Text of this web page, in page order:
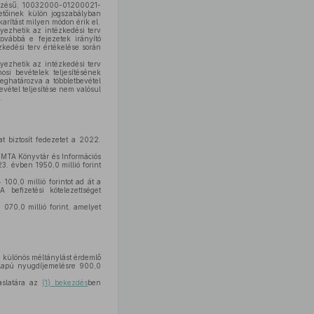
10032000-01200021-
külön jogszabályban
milyen módon érik el.
az intézkedési terv
e fejezetek irányító
terv értékelése során
az intézkedési terv
bevételek teljesítésének
a többletbevétel
teljesítése nem valósul
biztosít fedezetet a 2022.
Könyvtár és Információs
évben 1950,0 millió forint
100,0 millió forintot ad át a
befizetési kötelezettséget
070,0 millió forint, amelyet
méltánylást érdemlő
nyugdíjemelésre 900,0
az (1) bekezdésben